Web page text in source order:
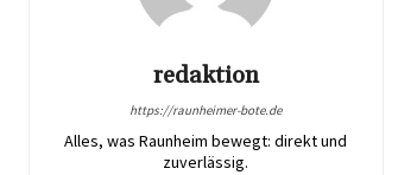
redaktion
https://raunheimer-bote.de
Alles, was Raunheim bewegt: direkt und
zuverlässig.